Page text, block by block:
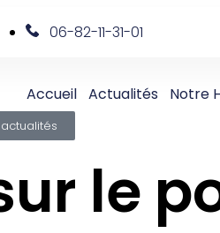
06-82-11-31-01
Accueil Actualités Notre
le